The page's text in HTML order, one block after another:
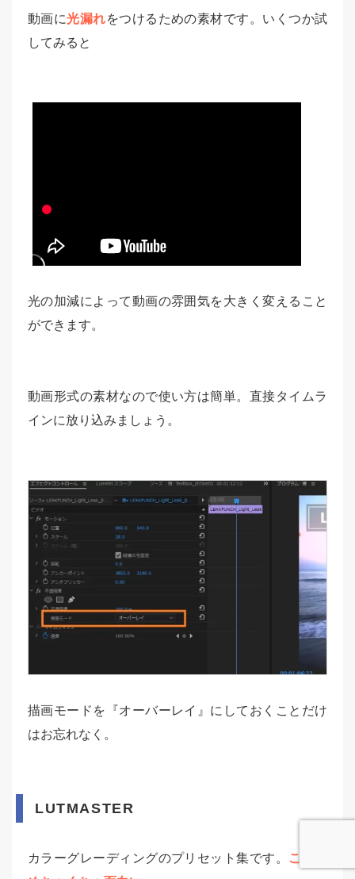
動画に光漏れをつけるための素材です。いくつか試
してみると
光の加減によって動画の雰囲気を大きく変えること
ができます。
動画形式の素材なので使い方は簡単。直接タイムラ
インに放り込みましょう。
描画モードを『オーバーレイ』にしておくことだけ
はお忘れなく。
LUTMASTER
カラーグレーディングのプリセット集です。
これが